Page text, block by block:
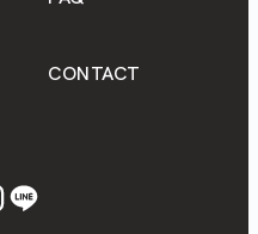
CONTACT